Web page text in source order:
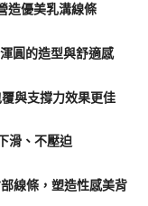
造優美乳溝線條
圓的造型與舒適感
與支撐力效果更佳
滑、不壓迫
線條，塑造性感美背